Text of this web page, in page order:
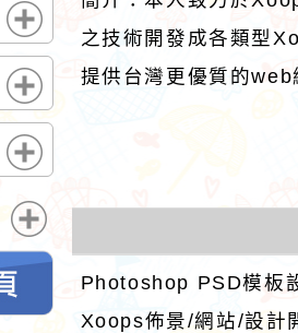
開
選
單
展
開
選
單
展
開
選
單
展
開
選
單
展
開
選
之技術開發成各類型
提供台灣更優質的web
Photoshop PSD模板
Xoops佈景/網站/設計